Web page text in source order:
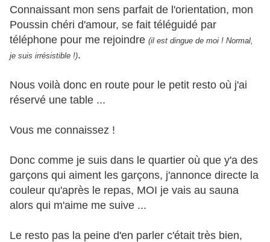
Connaissant mon sens parfait de l'orientation, mon
Poussin chéri d'amour, se fait téléguidé par
téléphone pour me rejoindre (il est dingue de moi ! Normal,
je suis irrésistible !).
Nous voilà donc en route pour le petit resto où j'ai
réservé une table ...
Vous me connaissez !
Donc comme je suis dans le quartier où que y'a des
garçons qui aiment les garçons, j'annonce directe la
couleur qu'après le repas, MOI je vais au sauna
alors qui m'aime me suive ...
Le resto pas la peine d'en parler c'était très bien,